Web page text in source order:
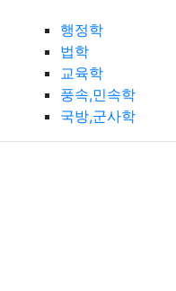
행정학
법학
교육학
풍속,민속학
국방,군사학